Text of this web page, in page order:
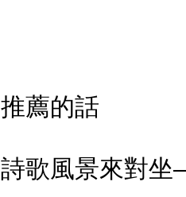
推薦的話
詩歌風景來對